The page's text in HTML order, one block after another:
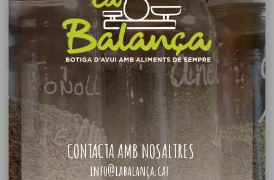
CONTACTA AMB NOSALTRES
info@labalança.cat